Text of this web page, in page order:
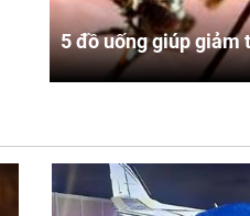
5 đồ uống giúp giảm